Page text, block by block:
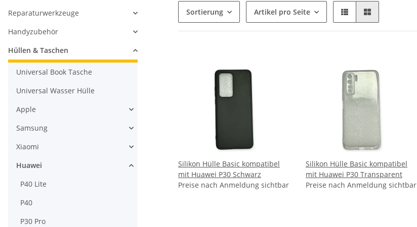
Sortierung Artikel pro Seite
Silikon Hülle Basic kompatibel
mit Huawei P30 Schwarz
Preise nach Anmeldung sichtbar
Silikon Hülle Basic kompatibel
mit Huawei P30 Transparent
Preise nach Anmeldung sichtbar
Reparaturwerkzeuge
Handyzubehör
Hüllen & Taschen
Universal Book Tasche
Universal Wasser Hülle
Apple
Samsung
Xiaomi
Huawei
P40 Lite
P40
P30 Pro